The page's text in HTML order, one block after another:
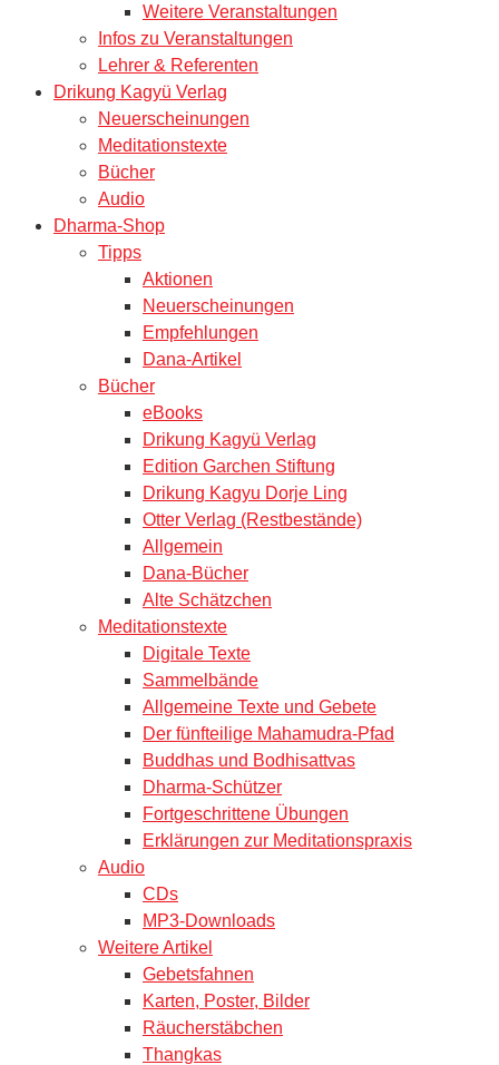
Weitere Veranstaltungen
Infos zu Veranstaltungen
Lehrer & Referenten
Drikung Kagyü Verlag
Neuerscheinungen
Meditationstexte
Bücher
Audio
Dharma-Shop
Tipps
Aktionen
Neuerscheinungen
Empfehlungen
Dana-Artikel
Bücher
eBooks
Drikung Kagyü Verlag
Edition Garchen Stiftung
Drikung Kagyu Dorje Ling
Otter Verlag (Restbestände)
Allgemein
Dana-Bücher
Alte Schätzchen
Meditationstexte
Digitale Texte
Sammelbände
Allgemeine Texte und Gebete
Der fünfteilige Mahamudra-Pfad
Buddhas und Bodhisattvas
Dharma-Schützer
Fortgeschrittene Übungen
Erklärungen zur Meditationspraxis
Audio
CDs
MP3-Downloads
Weitere Artikel
Gebetsfahnen
Karten, Poster, Bilder
Räucherstäbchen
Thangkas